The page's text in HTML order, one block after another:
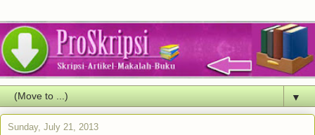
▼
Sunday, July 21, 2013